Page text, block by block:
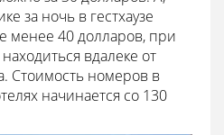
за ночь в гестхаузе
менее 40 долларов, при
вдалеке от
Стоимость номеров в
начинается со 130